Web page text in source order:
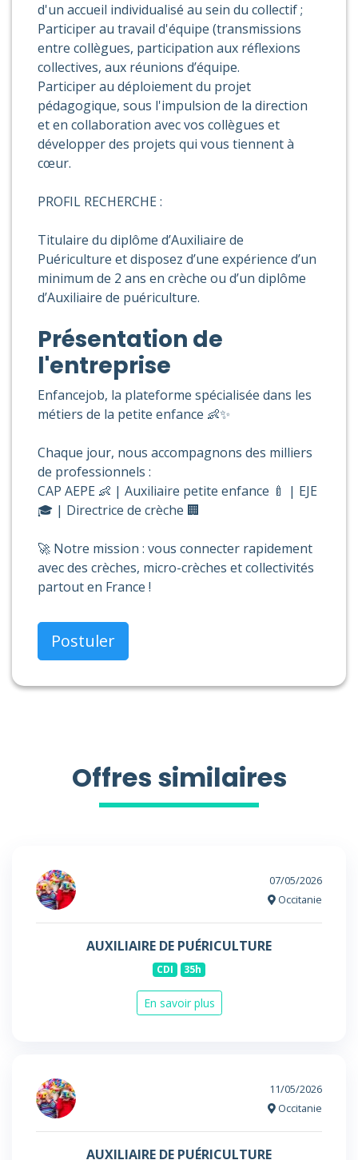
d'un accueil individualisé au sein du collectif ;
Participer au travail d'équipe (transmissions
entre collègues, participation aux réflexions
collectives, aux réunions d’équipe.
Participer au déploiement du projet
pédagogique, sous l'impulsion de la direction
et en collaboration avec vos collègues et
développer des projets qui vous tiennent à
cœur.
PROFIL RECHERCHE :
Titulaire du diplôme d’Auxiliaire de
Puériculture et disposez d’une expérience d’un
minimum de 2 ans en crèche ou d’un diplôme
d’Auxiliaire de puériculture.
Présentation de
l'entreprise
Enfancejob, la plateforme spécialisée dans les
métiers de la petite enfance 👶✨
Chaque jour, nous accompagnons des milliers
de professionnels :
CAP AEPE 👶 | Auxiliaire petite enfance 🍼 | EJE
🎓 | Directrice de crèche 🏢
🚀 Notre mission : vous connecter rapidement
avec des crèches, micro-crèches et collectivités
partout en France !
Postuler
Offres similaires
07/05/2026
Occitanie
AUXILIAIRE DE PUÉRICULTURE
CDI 35h
En savoir plus
11/05/2026
Occitanie
AUXILIAIRE DE PUÉRICULTURE